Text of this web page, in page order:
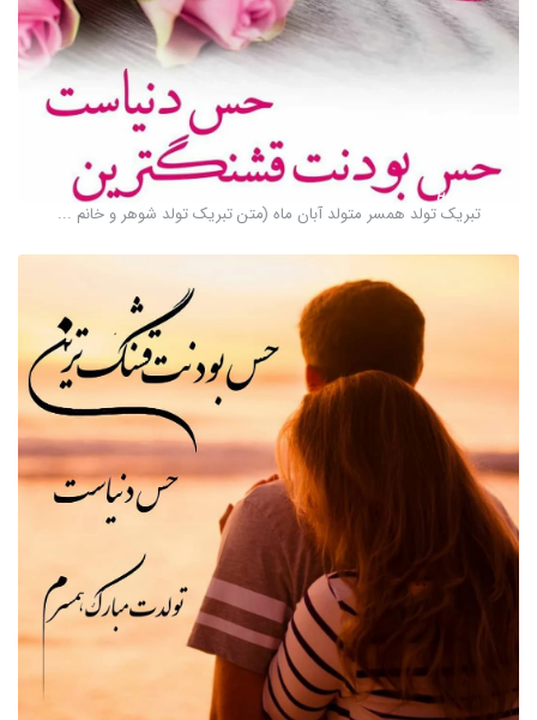
تبریک تولد همسر متولد آبان ماه (متن تبریک تولد شوهر و خانم ...